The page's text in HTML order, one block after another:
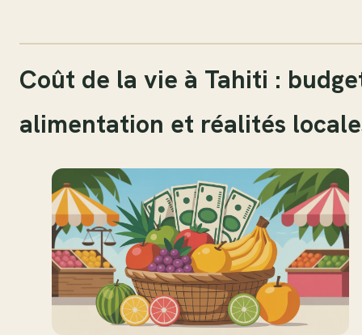
Coût de la vie à Tahiti :
alimentation et réalités